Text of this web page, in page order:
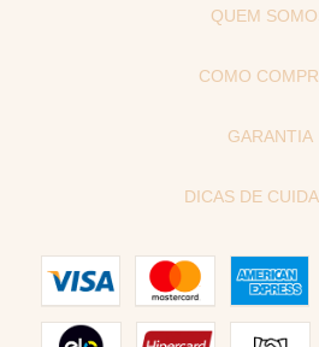
QUEM
COMO
GARANTIA
DICAS DE